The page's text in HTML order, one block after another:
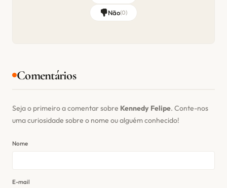
Não(0)
Comentários
Seja o primeiro a comentar sobre Kennedy Felipe. Conte-nos
uma curiosidade sobre o nome ou alguém conhecido!
Nome
E-mail